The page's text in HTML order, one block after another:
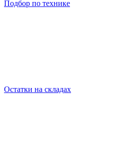
Подбор по технике
Остатки на складах